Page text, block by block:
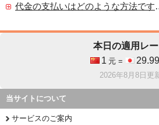
代金の支
本日の適用レー
1 元 = 29.99
2026年8月8日更
当サイトについて
サービスのご案内